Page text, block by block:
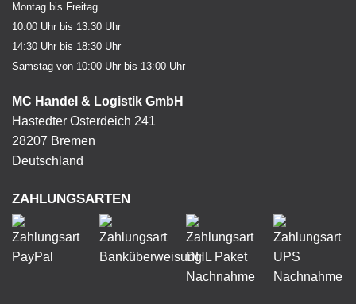
Montag bis Freitag
10:00 Uhr bis 13:30 Uhr
14:30 Uhr bis 18:30 Uhr
Samstag von 10:00 Uhr bis 13:00 Uhr
MC Handel & Logistik GmbH
Hastedter Osterdeich 241
28207 Bremen
Deutschland
ZAHLUNGSARTEN